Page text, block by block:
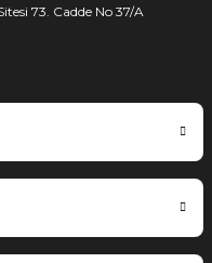
73. Cadde No 37/A